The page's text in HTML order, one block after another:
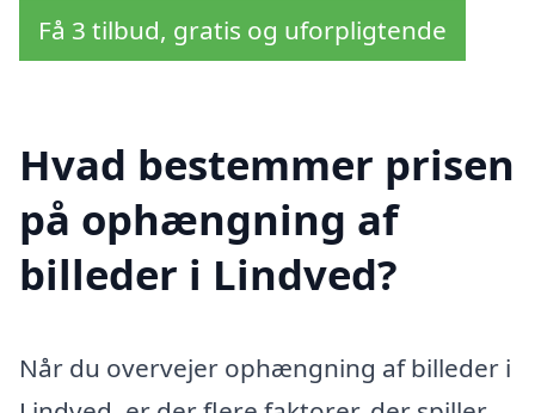
Få 3 tilbud, gratis og uforpligtende
Hvad bestemmer prisen
på ophængning af
billeder i Lindved?
Når du overvejer ophængning af billeder i